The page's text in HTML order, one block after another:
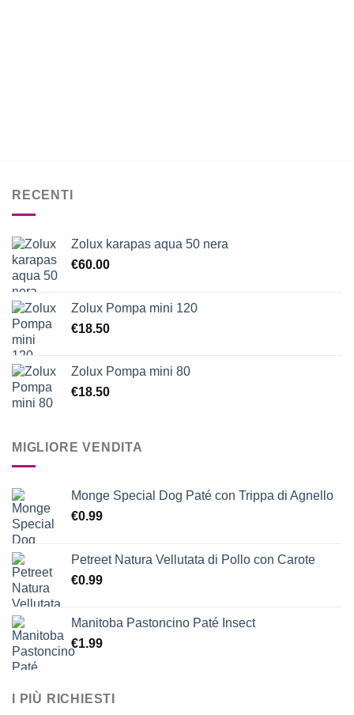
RECENTI
Zolux karapas aqua 50 nera
€60.00
Zolux Pompa mini 120
€18.50
Zolux Pompa mini 80
€18.50
MIGLIORE VENDITA
Monge Special Dog Paté con Trippa di Agnello
€0.99
Petreet Natura Vellutata di Pollo con Carote
€0.99
Manitoba Pastoncino Paté Insect
€1.99
I PIÙ RICHIESTI